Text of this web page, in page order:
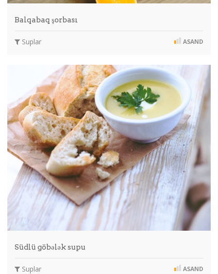
Balqabaq şorbası
Suplar ASAND
Südlü göbələk supu
Suplar ASAND